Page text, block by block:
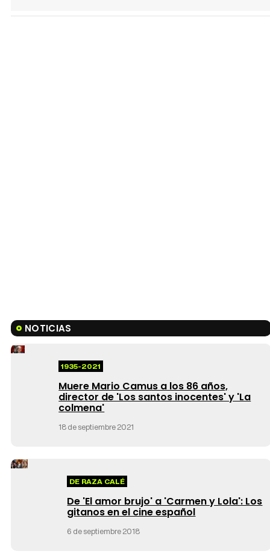
NOTICIAS
1935-2021
Muere Mario Camus a los 86 años,
director de 'Los santos inocentes' y 'La
colmena'
18 de septiembre 2021
DE RAZA CALÉ
De 'El amor brujo' a 'Carmen y Lola': Los
gitanos en el cine español
6 de septiembre 2018